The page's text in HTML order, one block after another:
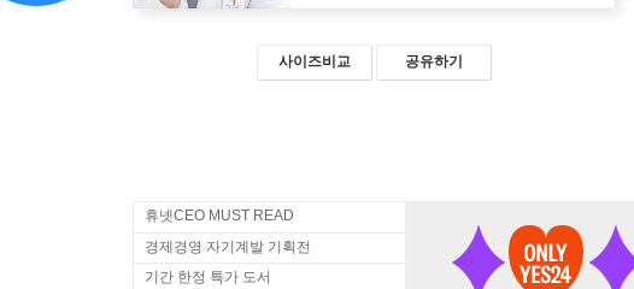
사이즈비교 공유하기
휴넷CEO MUST READ
경제경영 자기계발 기획전
기간 한정 특가 도서